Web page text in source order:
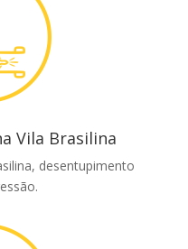
Vila Brasilina
desentupimento